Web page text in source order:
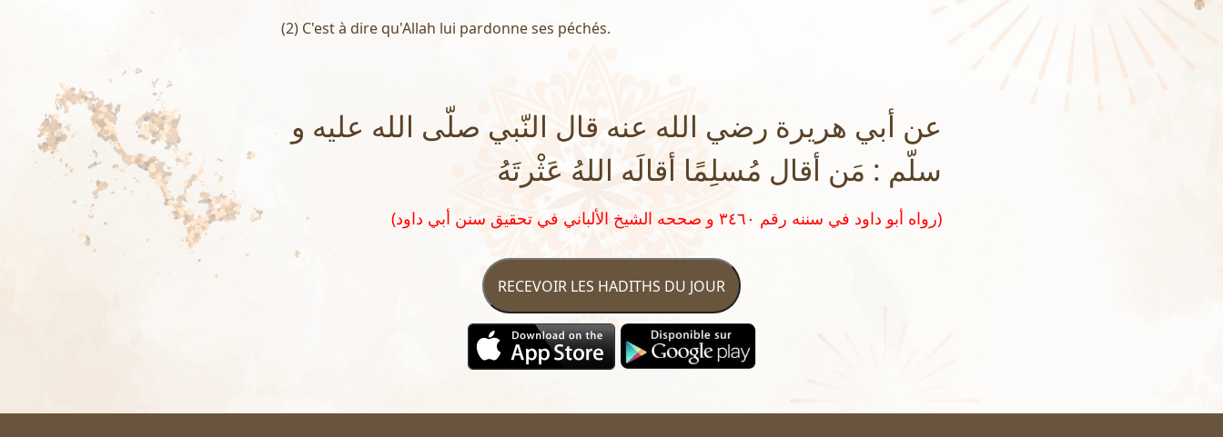
(2) C'est à dire qu'Allah lui pardonne ses péchés.
عن أبي هريرة رضي الله عنه قال النّبي صلّى الله عليه و
سلّم : مَن أقال مُسلِمًا أقالَه اللهُ عَثْرتَهُ
(رواه أبو داود في سننه رقم ٣٤٦٠ و صححه الشيخ الألباني في تحقيق سنن أبي داود)
RECEVOIR LES HADITHS DU JOUR